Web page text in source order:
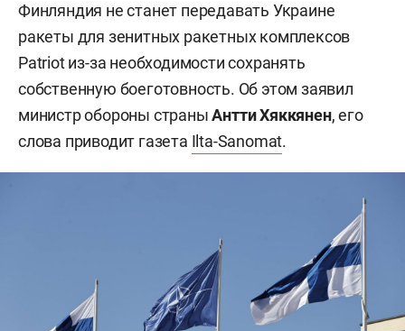
Финляндия не станет передавать Украине
ракеты для зенитных ракетных комплексов
Patriot из-за необходимости сохранять
собственную боеготовность. Об этом заявил
министр обороны страныАнтти Хяккянен, его
слова приводит газета Ilta-Sanomat.